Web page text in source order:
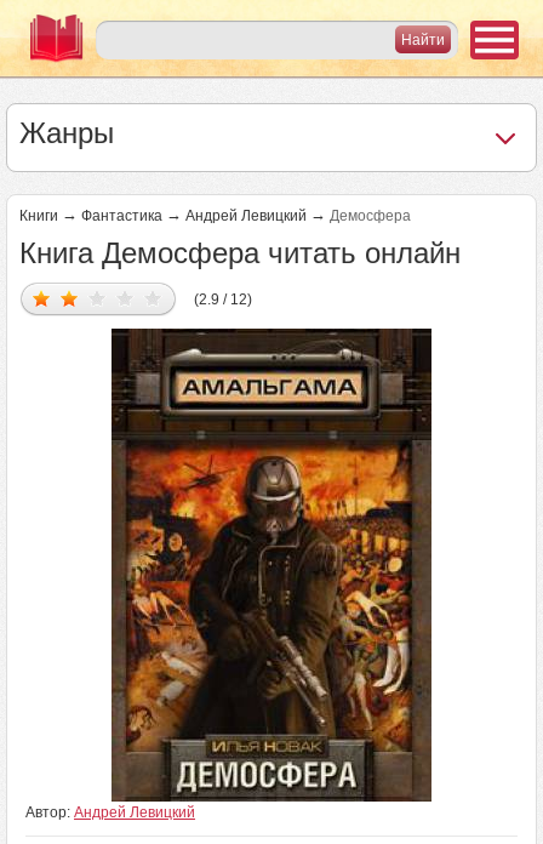
Жанры
Книги → Фантастика → Андрей Левицкий → Демосфера
Книга Демосфера читать онлайн
(2.9 / 12)
Автор: Андрей Левицкий